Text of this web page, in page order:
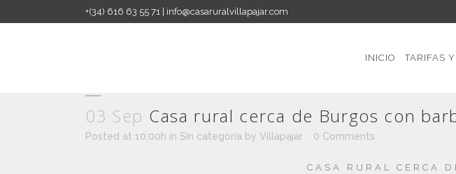
+(34) 616 63 55 71 | info@casaruralvillapajar.com
INICIO TARIFAS
03 Sep Casa rural cerca de Burgos con
Posted at 10:00h in Sin categoría by Villapajar 0 Comments
CASA RURAL CERCA